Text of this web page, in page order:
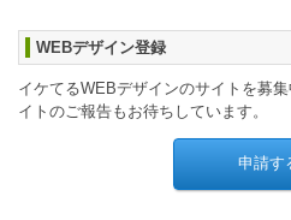
WEBデザイン登録
イケてるWEBデザインのサイトを募
イトのご報告もお待ちしています。